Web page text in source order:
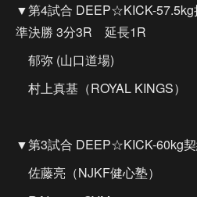
▼第4試合 DEEP☆KICK-57.5kg
準決勝 3分3R 延長1R
郁弥 (山口道場)
村上真基（ROYAL KINGS）
▼第3試合 DEEP☆KICK-60kg
佐藤亮（NJKF健心塾）